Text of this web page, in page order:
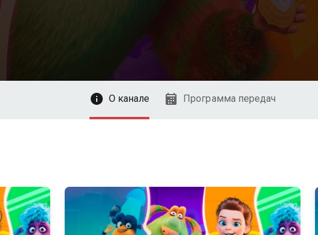
О канале Программа передач